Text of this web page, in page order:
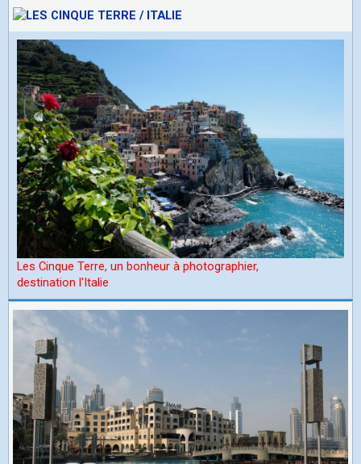
Les Cinque Terre, un bonheur à photographier,
destination l'Italie